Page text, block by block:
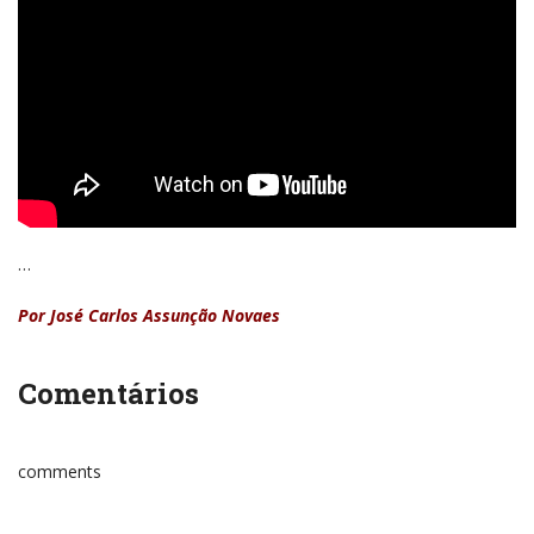
…
Por José Carlos Assunção Novaes
Comentários
comments